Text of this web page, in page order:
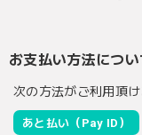
お支払い方法につい
次の方法がご利用頂け
あと払い（Pay ID）